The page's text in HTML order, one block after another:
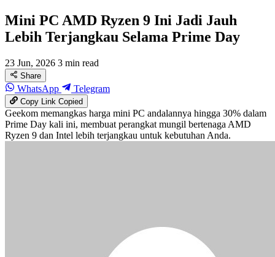
Mini PC AMD Ryzen 9 Ini Jadi Jauh
Lebih Terjangkau Selama Prime Day
23 Jun, 2026 3 min read
Share
WhatsApp Telegram
Copy LinkCopied
Geekom memangkas harga mini PC andalannya hingga 30% dalam
Prime Day kali ini, membuat perangkat mungil bertenaga AMD
Ryzen 9 dan Intel lebih terjangkau untuk kebutuhan Anda.